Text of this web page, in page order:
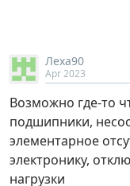
Леха90
Apr 2023
Возможно где-то
подшипники,
элементарное
электронику,
нагрузки